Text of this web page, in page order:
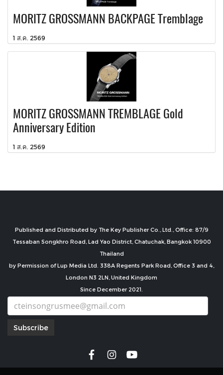
MORITZ GROSSMANN BACKPAGE Tremblage
1 ส.ค. 2569
MORITZ GROSSMANN TREMBLAGE Gold
Anniversary Edition
1 ส.ค. 2569
Published and Distributed by The Key Publisher Co., Ltd., Office: 87/9
Tessaban Songkhro Road, Lad Yao District, Chatuchak, Bangkok 10900
Thailand
by Permission of Lup Media Ltd. 338A Regents Park Road, Office 3 and 4,
London N3 2LN, United Kingdom
Since December 2021.
Subscribe